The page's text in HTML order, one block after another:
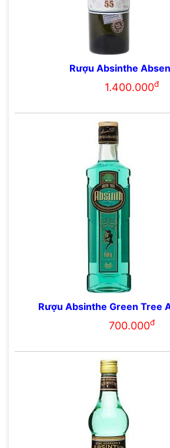
Rượu Absinthe
1.400.000đ
Rượu Absinthe Green Tree
700.000đ